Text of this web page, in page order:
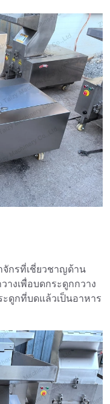
จักรที่เชี่ยวชาญด้าน
างเพื่อบดกระดูกกวาง
ดูกที่บดแล้วเป็นอาหาร